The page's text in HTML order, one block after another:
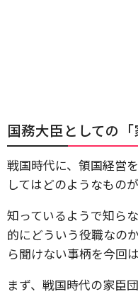
国務大臣としての「
戦国時代に、領国経営
してはどのようなもの
知っているようで知ら
的にどういう役職なの
ら聞けない事柄を今回
まず、戦国時代の家臣